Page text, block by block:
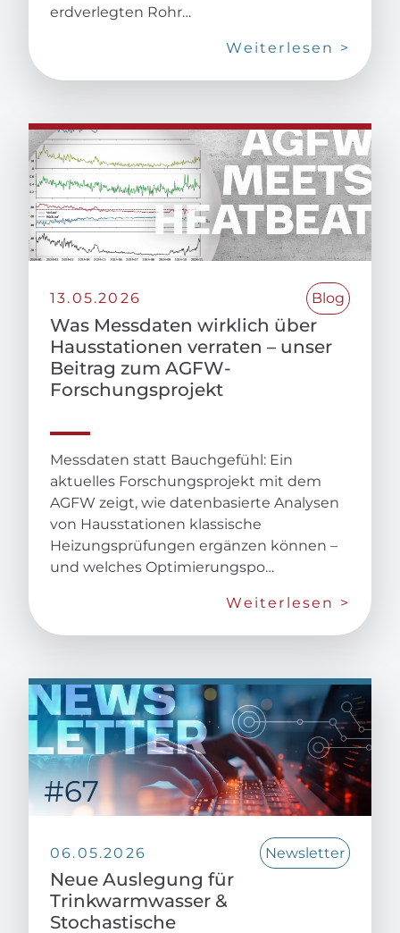
erdverlegten Rohr…
Weiterlesen >
13.05.2026 Blog
Was Messdaten wirklich über
Hausstationen verraten – unser
Beitrag zum AGFW-
Forschungsprojekt
Messdaten statt Bauchgefühl: Ein
aktuelles Forschungsprojekt mit dem
AGFW zeigt, wie datenbasierte Analysen
von Hausstationen klassische
Heizungsprüfungen ergänzen können –
und welches Optimierungspo…
Weiterlesen >
06.05.2026 Newsletter
Neue Auslegung für
Trinkwarmwasser &
Stochastische